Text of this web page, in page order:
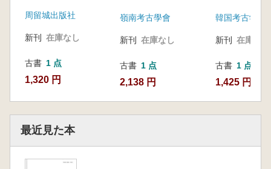
周留城出版社
新刊 在庫なし
古書 1 点
1,320 円
嶺南考古學會
新刊 在庫なし
古書 1 点
2,138 円
韓国考古学会
新刊 在庫なし
古書 1 点
1,425 円
最近見た本